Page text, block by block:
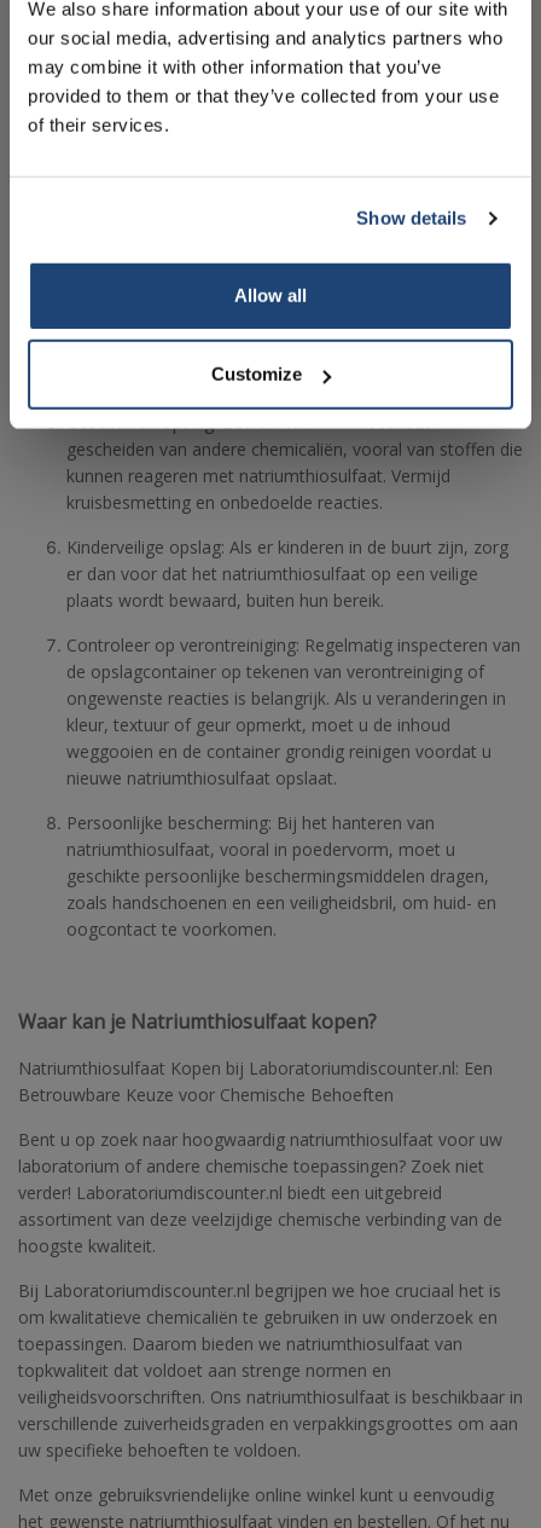
We also share information about your use of our site with
our social media, advertising and analytics partners who
may combine it with other information that you’ve
provided to them or that they’ve collected from your use
of their services.
Show details
Allow all
Customize
omgeving om vochtabsorptie te voorkomen. Hoge
luchtvochtigheid kan de stabiliteit van het
natriumthiosulfaat negatief beïnvloeden.
Koel en donker: Plaats de container met
van direct zonlicht en warmtebronnen. Hoge
natriumthiosulfaat en de vorming van ongewenste
Etikettering: Zorg ervoor dat de container duidelijk is
gelabeld met de naam van de stof en eventuele
waarschuwingssymbolen om verwarring te voorkomen en
veilig gebruik te waarborgen.
Gescheiden opslag: Bewaar natriumthiosulfaat
gescheiden van andere chemicaliën, vooral van stoffen die
kunnen reageren met natriumthiosulfaat. Vermijd
kruisbesmetting en onbedoelde reacties.
Kinderveilige opslag: Als er kinderen in de buurt zijn, zorg
er dan voor dat het natriumthiosulfaat op een veilige
plaats wordt bewaard, buiten hun bereik.
Controleer op verontreiniging: Regelmatig inspecteren van
de opslagcontainer op tekenen van verontreiniging of
ongewenste reacties is belangrijk. Als u veranderingen in
kleur, textuur of geur opmerkt, moet u de inhoud
weggooien en de container grondig reinigen voordat u
nieuwe natriumthiosulfaat opslaat.
Persoonlijke bescherming: Bij het hanteren van
natriumthiosulfaat, vooral in poedervorm, moet u
geschikte persoonlijke beschermingsmiddelen dragen,
zoals handschoenen en een veiligheidsbril, om huid- en
oogcontact te voorkomen.
Waar kan je Natriumthiosulfaat kopen?
Natriumthiosulfaat Kopen bij Laboratoriumdiscounter.nl: Een
Betrouwbare Keuze voor Chemische Behoeften
Bent u op zoek naar hoogwaardig natriumthiosulfaat voor uw
laboratorium of andere chemische toepassingen? Zoek niet
verder! Laboratoriumdiscounter.nl biedt een uitgebreid
assortiment van deze veelzijdige chemische verbinding van de
hoogste kwaliteit.
Bij Laboratoriumdiscounter.nl begrijpen we hoe cruciaal het is
om kwalitatieve chemicaliën te gebruiken in uw onderzoek en
toepassingen. Daarom bieden we natriumthiosulfaat van
topkwaliteit dat voldoet aan strenge normen en
veiligheidsvoorschriften. Ons natriumthiosulfaat is beschikbaar in
verschillende zuiverheidsgraden en verpakkingsgroottes om aan
uw specifieke behoeften te voldoen.
Met onze gebruiksvriendelijke online winkel kunt u eenvoudig
het gewenste natriumthiosulfaat vinden en bestellen. Of het nu
informed about our new products, and
receive a 10% discount on your next
purchase for all chemical products from
our own brand 😀
€50.00